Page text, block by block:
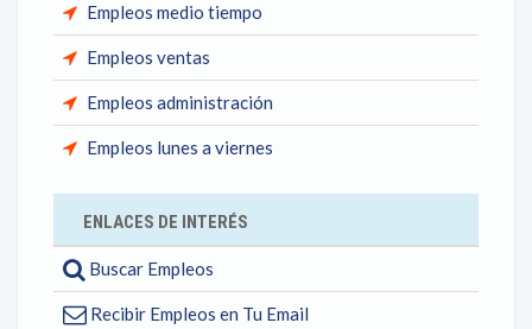
Empleos medio tiempo
Empleos ventas
Empleos administración
Empleos lunes a viernes
ENLACES DE INTERÉS
Buscar Empleos
Recibir Empleos en Tu Email